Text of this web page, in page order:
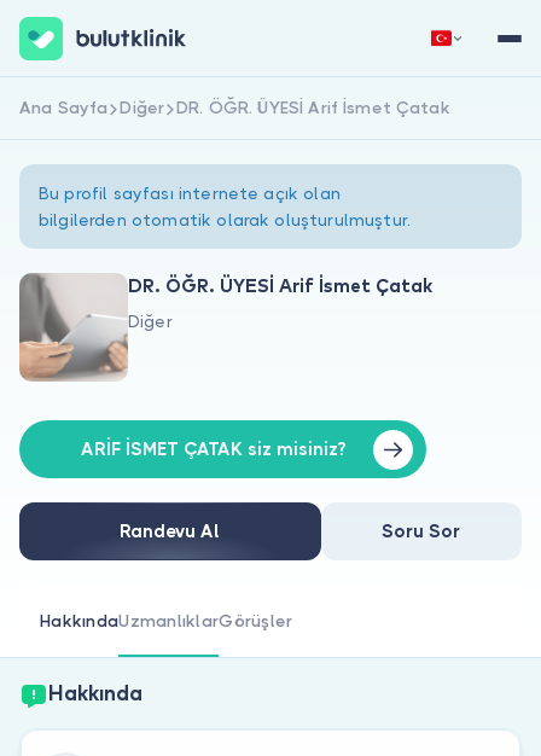
Hakkımızda
Doktorlar için
Doktor musunuz?
Hemen Kaydol Giriş Yap
Ana Sayfa Diğer DR. ÖĞR. ÜYESİ Arif İsmet Çatak
Bu profil sayfası internete açık olan
bilgilerden otomatik olarak oluşturulmuştur.
DR. ÖĞR. ÜYESİ Arif İsmet Çatak
Diğer
ARİF İSMET ÇATAK siz misiniz?
Randevu Al Soru Sor
HakkındaUzmanlıklarGörüşler
Hakkında